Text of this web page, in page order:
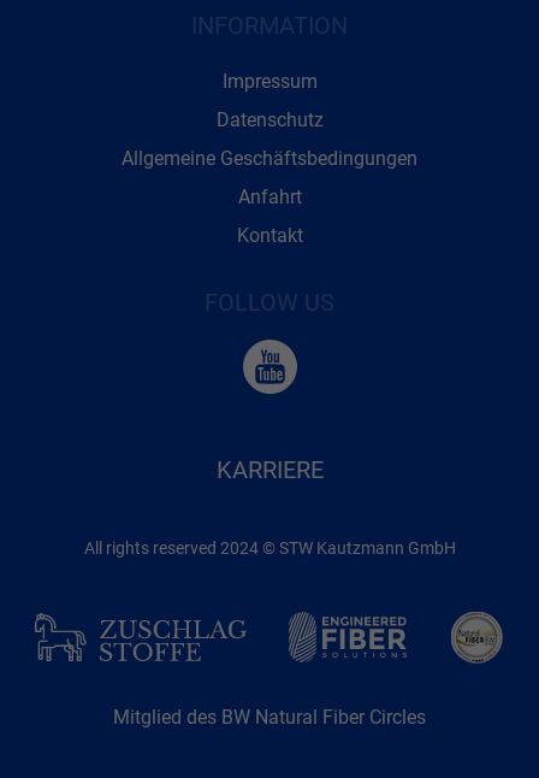
INFORMATION
Impressum
Datenschutz
Allgemeine Geschäftsbedingungen
Anfahrt
Kontakt
FOLLOW US
KARRIERE
All rights reserved 2024 © STW Kautzmann GmbH
Mitglied des BW Natural Fiber Circles